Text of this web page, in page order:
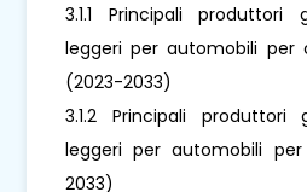
3.1.1 Principali
leggeri per automobili per
(2023-2033)
3.1.2 Principali
leggeri per automobili
2033)